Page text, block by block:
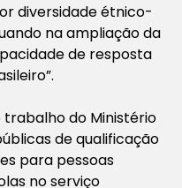
diversidade étnico-
na ampliação da
de resposta
trabalho do Ministério
de qualificação
para pessoas
no serviço